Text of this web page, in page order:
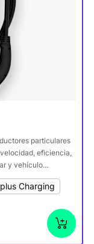
particulares
eficiencia,
y vehículo
Charging